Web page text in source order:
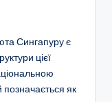
Сингапуру є
цієї
як